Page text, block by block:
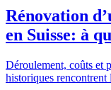
Rénovation
en Suisse: à
Déroulement, coûts et
historiques rencontrent